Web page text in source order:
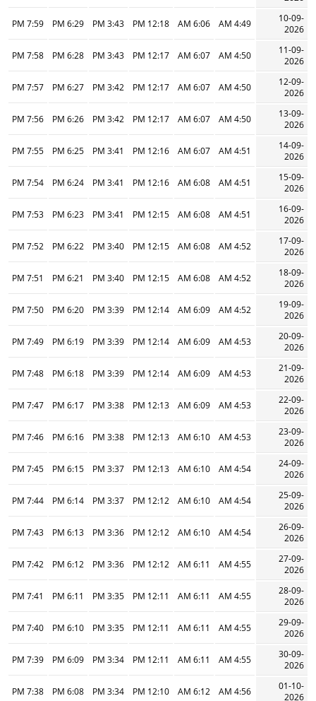
10-09-
2026
4:49 AM
6:06 AM
12:18 PM
3:43 PM
6:29 PM
7:59 PM
11-09-
2026
4:50 AM
6:07 AM
12:17 PM
3:43 PM
6:28 PM
7:58 PM
12-09-
2026
4:50 AM
6:07 AM
12:17 PM
3:42 PM
6:27 PM
7:57 PM
13-09-
2026
4:50 AM
6:07 AM
12:17 PM
3:42 PM
6:26 PM
7:56 PM
14-09-
2026
4:51 AM
6:07 AM
12:16 PM
3:41 PM
6:25 PM
7:55 PM
15-09-
2026
4:51 AM
6:08 AM
12:16 PM
3:41 PM
6:24 PM
7:54 PM
16-09-
2026
4:51 AM
6:08 AM
12:15 PM
3:41 PM
6:23 PM
7:53 PM
17-09-
2026
4:52 AM
6:08 AM
12:15 PM
3:40 PM
6:22 PM
7:52 PM
18-09-
2026
4:52 AM
6:08 AM
12:15 PM
3:40 PM
6:21 PM
7:51 PM
19-09-
2026
4:52 AM
6:09 AM
12:14 PM
3:39 PM
6:20 PM
7:50 PM
20-09-
2026
4:53 AM
6:09 AM
12:14 PM
3:39 PM
6:19 PM
7:49 PM
21-09-
2026
4:53 AM
6:09 AM
12:14 PM
3:39 PM
6:18 PM
7:48 PM
22-09-
2026
4:53 AM
6:09 AM
12:13 PM
3:38 PM
6:17 PM
7:47 PM
23-09-
2026
4:53 AM
6:10 AM
12:13 PM
3:38 PM
6:16 PM
7:46 PM
24-09-
2026
4:54 AM
6:10 AM
12:13 PM
3:37 PM
6:15 PM
7:45 PM
25-09-
2026
4:54 AM
6:10 AM
12:12 PM
3:37 PM
6:14 PM
7:44 PM
26-09-
2026
4:54 AM
6:10 AM
12:12 PM
3:36 PM
6:13 PM
7:43 PM
27-09-
2026
4:55 AM
6:11 AM
12:12 PM
3:36 PM
6:12 PM
7:42 PM
28-09-
2026
4:55 AM
6:11 AM
12:11 PM
3:35 PM
6:11 PM
7:41 PM
29-09-
2026
4:55 AM
6:11 AM
12:11 PM
3:35 PM
6:10 PM
7:40 PM
30-09-
2026
4:55 AM
6:11 AM
12:11 PM
3:34 PM
6:09 PM
7:39 PM
01-10-
2026
4:56 AM
6:12 AM
12:10 PM
3:34 PM
6:08 PM
7:38 PM